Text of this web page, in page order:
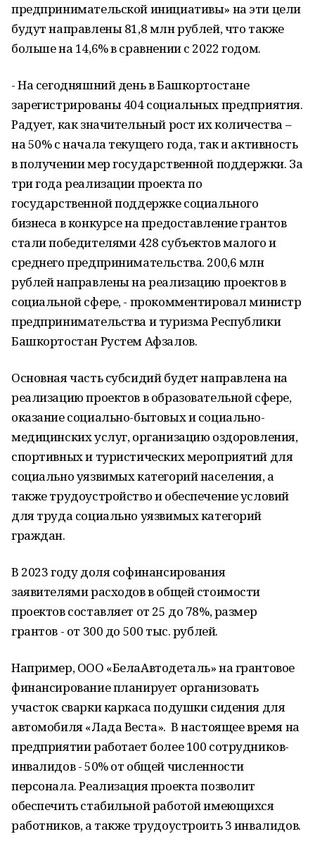
предпринимательской инициативы» на эти цели
будут направлены 81,8 млн рублей, что также
больше на 14,6% в сравнении с 2022 годом.
- На сегодняшний день в Башкортостане
зарегистрированы 404 социальных предприятия.
Радует, как значительный рост их количества –
на 50% с начала текущего года, так и активность
в получении мер государственной поддержки. За
три года реализации проекта по
государственной поддержке социального
бизнеса в конкурсе на предоставление грантов
стали победителями 428 субъектов малого и
среднего предпринимательства. 200,6 млн
рублей направлены на реализацию проектов в
социальной сфере, - прокомментировал министр
предпринимательства и туризма Республики
Башкортостан Рустем Афзалов.
Основная часть субсидий будет направлена на
реализацию проектов в образовательной сфере,
оказание социально-бытовых и социально-
медицинских услуг, организацию оздоровления,
спортивных и туристических мероприятий для
социально уязвимых категорий населения, а
также трудоустройство и обеспечение условий
для труда социально уязвимых категорий
граждан.
В 2023 году доля софинансирования
заявителями расходов в общей стоимости
проектов составляет от 25 до 78%, размер
грантов - от 300 до 500 тыс. рублей.
Например, ООО «БелаАвтодеталь» на грантовое
финансирование планирует организовать
участок сварки каркаса подушки сидения для
автомобиля «Лада Веста». В настоящее время на
предприятии работает более 100 сотрудников-
инвалидов - 50% от общей численности
персонала. Реализация проекта позволит
обеспечить стабильной работой имеющихся
работников, а также трудоустроить 3 инвалидов.